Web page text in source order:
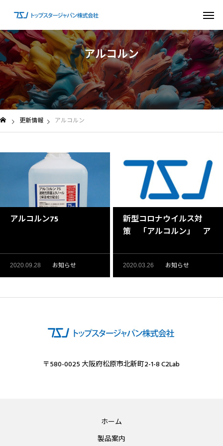
アルコルン
更新情報 アルコルン
アルコルン75
2020.09.28 お知らせ
新型コロナウイルス対
策 「アルコルン」 ア
2020.03.26 お知らせ
〒580-0025 大阪府松原市北新町2-1-8 C2Lab
ホーム
製品案内